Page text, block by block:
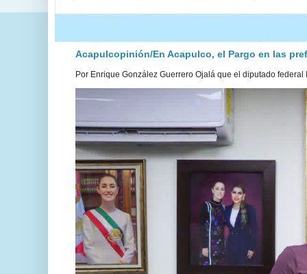
Acapulcopinión/En Acapulco, el Pargo en las
Por Enrique González Guerrero Ojalá que el diputado